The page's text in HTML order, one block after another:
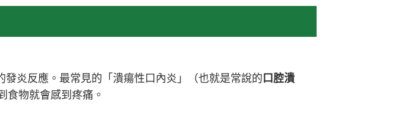
炎反應。最常見的「潰瘍性口內炎」（也就是常說的 口腔潰
食物就會感到疼痛。